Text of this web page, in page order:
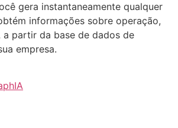
gera instantaneamente qualquer
informações sobre operação,
a partir da base de dados de
empresa.